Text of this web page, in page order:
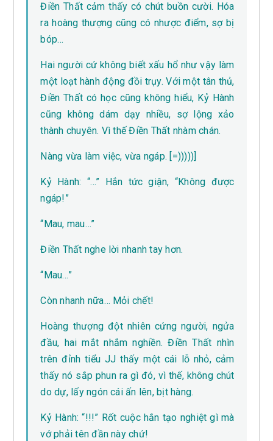
Điền Thất cảm thấy có chút buồn cười. Hóa
ra hoàng thượng cũng có nhược điểm, sợ bị
bóp…
Hai người cứ không biết xấu hổ như vậy làm
một loạt hành động đồi trụy. Với một tân thủ,
Điền Thất có học cũng không hiểu, Kỷ Hành
cũng không dám dạy nhiều, sợ lộng xảo
thành chuyên. Vì thế Điền Thất nhàm chán.
Nàng vừa làm việc, vừa ngáp. [=)))))]
Kỷ Hành: “…” Hắn tức giận, “Không được
ngáp!”
“Mau, mau…”
Điền Thất nghe lời nhanh tay hơn.
“Mau…”
Còn nhanh nữa… Mỏi chết!
Hoàng thượng đột nhiên cứng người, ngửa
đầu, hai mắt nhắm nghiền. Điền Thất nhìn
trên đỉnh tiểu JJ thấy một cái lỗ nhỏ, cảm
thấy nó sắp phun ra gì đó, vì thế, không chút
do dự, lấy ngón cái ấn lên, bịt hàng.
Kỷ Hành: “!!!” Rốt cuộc hắn tạo nghiệt gì mà
vớ phải tên đần này chứ!